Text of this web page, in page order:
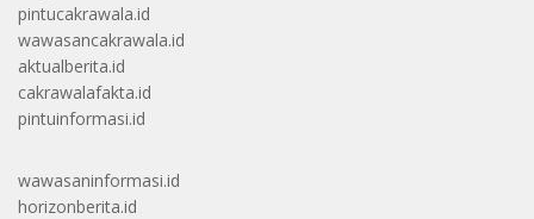
pintucakrawala.id
wawasancakrawala.id
aktualberita.id
cakrawalafakta.id
pintuinformasi.id
wawasaninformasi.id
horizonberita.id